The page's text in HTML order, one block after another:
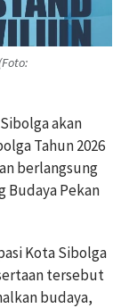
akan
Tahun 2026
berlangsung
Budaya Pekan
Kota Sibolga
tersebut
budaya,